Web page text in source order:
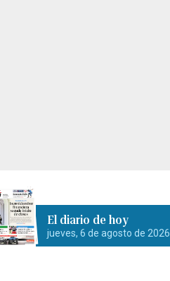
El diario de hoy
jueves, 6 de agosto de 2026